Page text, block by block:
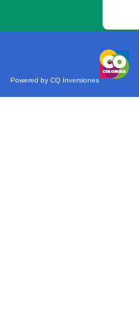
Powered by CQ Inversiones